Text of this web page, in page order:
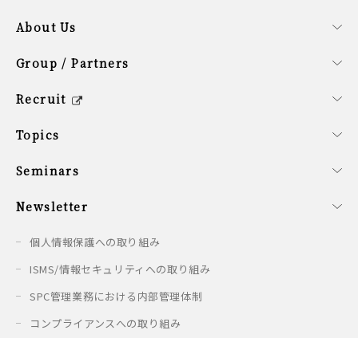
About Us
Group / Partners
Recruit
Topics
Seminars
Newsletter
個人情報保護への取り組み
ISMS/情報セキュリティへの取り組み
SPC管理業務における内部管理体制
コンプライアンスへの取り組み